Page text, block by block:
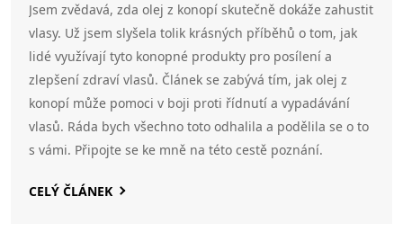
Jsem zvědavá, zda olej z konopí skutečně dokáže zahustit
vlasy. Už jsem slyšela tolik krásných příběhů o tom, jak
lidé využívají tyto konopné produkty pro posílení a
zlepšení zdraví vlasů. Článek se zabývá tím, jak olej z
konopí může pomoci v boji proti řídnutí a vypadávání
vlasů. Ráda bych všechno toto odhalila a podělila se o to
s vámi. Připojte se ke mně na této cestě poznání.
CELÝ ČLÁNEK